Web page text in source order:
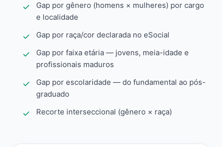
Gap por gênero (homens × mulheres) por cargo
e localidade
Gap por raça/cor declarada no eSocial
Gap por faixa etária — jovens, meia-idade e
profissionais maduros
Gap por escolaridade — do fundamental ao pós-
graduado
Recorte interseccional (gênero × raça)